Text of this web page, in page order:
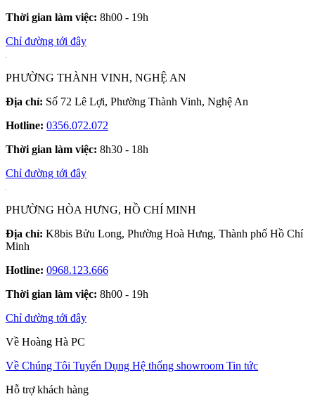
Thời gian làm việc: 8h00 - 19h
Chỉ đường tới đây
PHƯỜNG THÀNH VINH, NGHỆ AN
Địa chỉ: Số 72 Lê Lợi, Phường Thành Vinh, Nghệ An
Hotline: 0356.072.072
Thời gian làm việc: 8h30 - 18h
Chỉ đường tới đây
PHƯỜNG HÒA HƯNG, HỒ CHÍ MINH
Địa chỉ: K8bis Bửu Long, Phường Hoà Hưng, Thành phố Hồ Chí
Minh
Hotline: 0968.123.666
Thời gian làm việc: 8h00 - 19h
Chỉ đường tới đây
Về Hoàng Hà PC
Về Chúng Tôi Tuyển Dụng Hệ thống showroom Tin tức
Hỗ trợ khách hàng